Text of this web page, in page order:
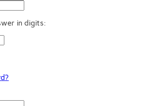
in digits: